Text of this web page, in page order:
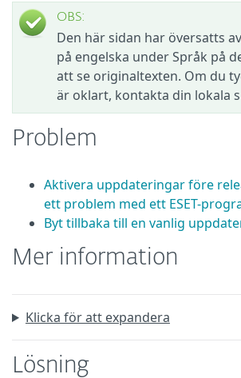
OBS:
Den här sidan har översatts
på engelska under Språk på
att se originaltexten. Om du
är oklart, kontakta din lokala
Problem
Aktivera uppdateringar före
ett problem med ett ESET-
Byt tillbaka till en vanlig
Mer information
Klicka för att expandera
Lösning